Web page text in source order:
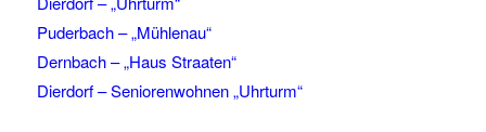
Puderbach – „Mühlenau“
Dernbach – „Haus Straaten“
Dierdorf – Seniorenwohnen „Uhrturm“